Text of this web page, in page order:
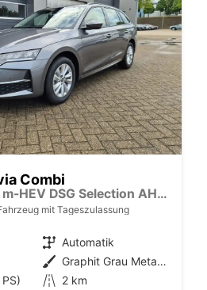
Combi
1.5 TSI 150PS m-HEV DSG Selection AHK Klimaautomatik ACC PDC v+h Rückf.Kamera Sitzheizung TWA Apple CarPlay Android Auto 16"LM
mit Tageszulassung
Getriebe Automatik
Außenfarbe
Graphit Grau Metallic
Kilometerstand 2 km